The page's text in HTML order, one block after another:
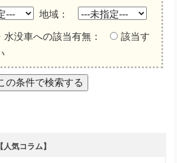
地域：
没車への該当有無：
該当す
気コラム】